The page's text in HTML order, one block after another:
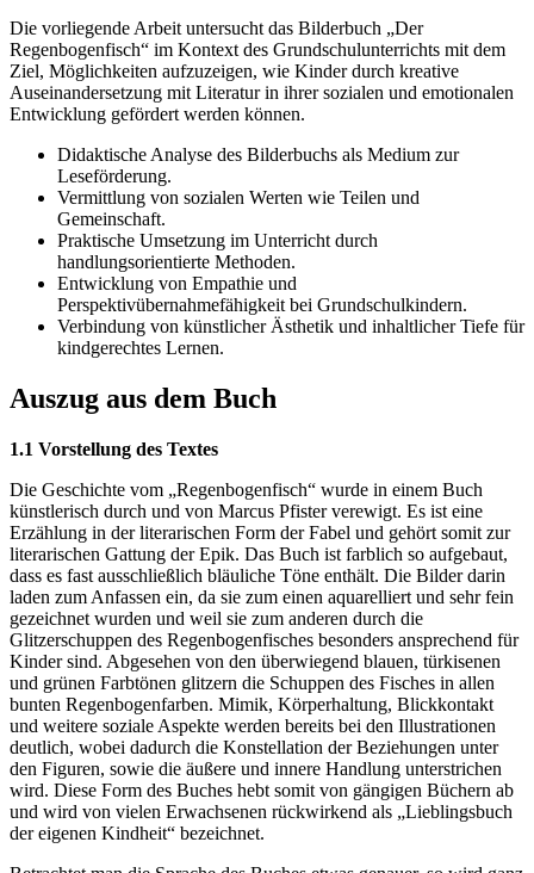
Die vorliegende Arbeit untersucht das Bilderbuch „Der
Regenbogenfisch“ im Kontext des Grundschulunterrichts mit dem
Ziel, Möglichkeiten aufzuzeigen, wie Kinder durch kreative
Auseinandersetzung mit Literatur in ihrer sozialen und emotionalen
Entwicklung gefördert werden können.
Didaktische Analyse des Bilderbuchs als Medium zur
Leseförderung.
Vermittlung von sozialen Werten wie Teilen und
Gemeinschaft.
Praktische Umsetzung im Unterricht durch
handlungsorientierte Methoden.
Entwicklung von Empathie und
Perspektivübernahmefähigkeit bei Grundschulkindern.
Verbindung von künstlicher Ästhetik und inhaltlicher Tiefe für
kindgerechtes Lernen.
Auszug aus dem Buch
1.1 Vorstellung des Textes
Die Geschichte vom „Regenbogenfisch“ wurde in einem Buch
künstlerisch durch und von Marcus Pfister verewigt. Es ist eine
Erzählung in der literarischen Form der Fabel und gehört somit zur
literarischen Gattung der Epik. Das Buch ist farblich so aufgebaut,
dass es fast ausschließlich bläuliche Töne enthält. Die Bilder darin
laden zum Anfassen ein, da sie zum einen aquarelliert und sehr fein
gezeichnet wurden und weil sie zum anderen durch die
Glitzerschuppen des Regenbogenfisches besonders ansprechend für
Kinder sind. Abgesehen von den überwiegend blauen, türkisenen
und grünen Farbtönen glitzern die Schuppen des Fisches in allen
bunten Regenbogenfarben. Mimik, Körperhaltung, Blickkontakt
und weitere soziale Aspekte werden bereits bei den Illustrationen
deutlich, wobei dadurch die Konstellation der Beziehungen unter
den Figuren, sowie die äußere und innere Handlung unterstrichen
wird. Diese Form des Buches hebt somit von gängigen Büchern ab
und wird von vielen Erwachsenen rückwirkend als „Lieblingsbuch
der eigenen Kindheit“ bezeichnet.